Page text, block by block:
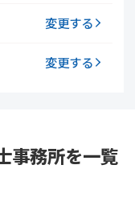
変更する
変更する
事務所を一覧